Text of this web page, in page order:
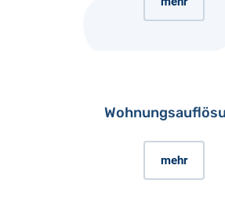
mehr